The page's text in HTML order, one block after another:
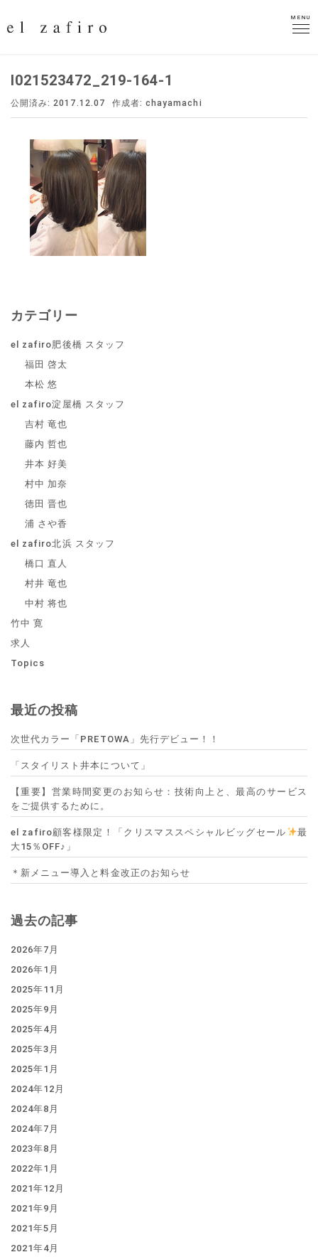
MENU
MENU
I021523472_219-164-1
公開済み: 2017.12.07 作成者:chayamachi
カテゴリー
el zafiro肥後橋 スタッフ
福田 啓太
本松 悠
el zafiro淀屋橋 スタッフ
吉村 竜也
藤内 哲也
井本 好美
村中 加奈
徳田 晋也
浦 さや香
el zafiro北浜 スタッフ
橋口 直人
村井 竜也
中村 将也
竹中 寛
求人
Topics
最近の投稿
次世代カラー「PRETOWA」先行デビュー！！
「スタイリスト井本について」
【重要】営業時間変更のお知らせ：技術向上と、最高のサービス
をご提供するために。
el zafiro顧客様限定！「クリスマススペシャルビッグセール
最
大15％OFF♪」
＊新メニュー導入と料金改正のお知らせ
過去の記事
2026年7月
2026年1月
2025年11月
2025年9月
2025年4月
2025年3月
2025年1月
2024年12月
2024年8月
2024年7月
2023年8月
2022年1月
2021年12月
2021年9月
2021年5月
2021年4月